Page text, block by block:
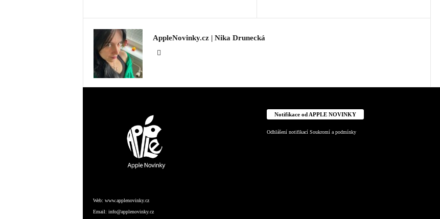
AppleNovinky.cz | Nika Drunecká
Web: www.applenovinky.cz
Email: info@applenovinky.cz
Notifikace od APPLE NOVINKY
Odhlášení notifikací Soukromí a podmínky